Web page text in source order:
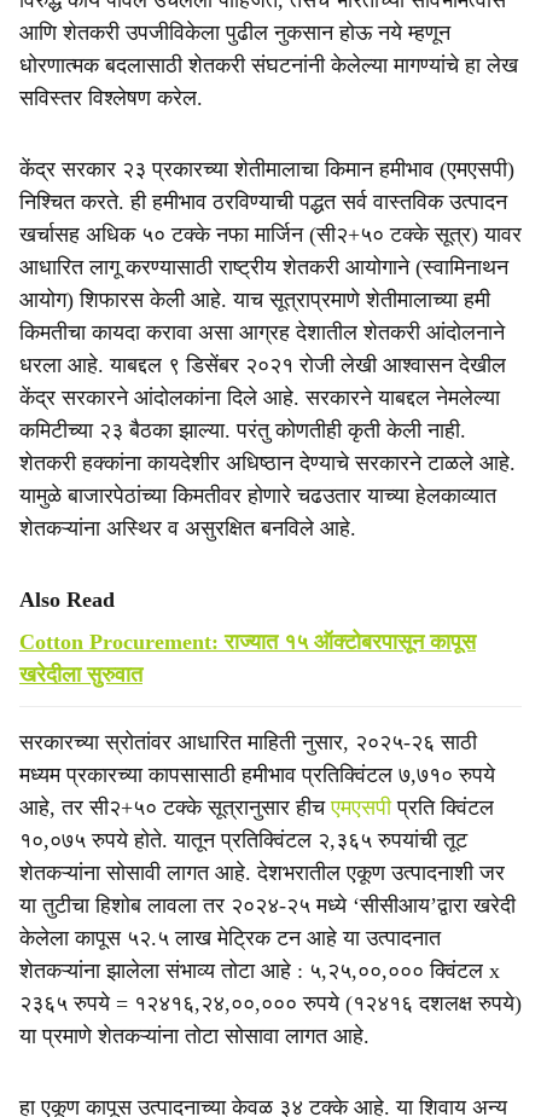
आणि शेतकरी उपजीविकेला पुढील नुकसान होऊ नये म्हणून
धोरणात्मक बदलासाठी शेतकरी संघटनांनी केलेल्या मागण्यांचे हा लेख
सविस्तर विश्लेषण करेल.
केंद्र सरकार २३ प्रकारच्या शेतीमालाचा किमान हमीभाव (एमएसपी)
निश्चित करते. ही हमीभाव ठरविण्याची पद्धत सर्व वास्तविक उत्पादन
खर्चासह अधिक ५० टक्के नफा मार्जिन (सी२+५० टक्के सूत्र) यावर
आधारित लागू करण्यासाठी राष्ट्रीय शेतकरी आयोगाने (स्वामिनाथन
आयोग) शिफारस केली आहे. याच सूत्राप्रमाणे शेतीमालाच्या हमी
किमतीचा कायदा करावा असा आग्रह देशातील शेतकरी आंदोलनाने
धरला आहे. याबद्दल ९ डिसेंबर २०२१ रोजी लेखी आश्वासन देखील
केंद्र सरकारने आंदोलकांना दिले आहे. सरकारने याबद्दल नेमलेल्या
कमिटीच्या २३ बैठका झाल्या. परंतु कोणतीही कृती केली नाही.
शेतकरी हक्कांना कायदेशीर अधिष्ठान देण्याचे सरकारने टाळले आहे.
यामुळे बाजारपेठांच्या किमतीवर होणारे चढउतार याच्या हेलकाव्यात
शेतकऱ्यांना अस्थिर व असुरक्षित बनविले आहे.
Also Read
Cotton Procurement: राज्यात १५ ऑक्‍टोबरपासून कापूस
खरेदीला सुरुवात
सरकारच्या स्रोतांवर आधारित माहिती नुसार, २०२५-२६ साठी
मध्यम प्रकारच्या कापसासाठी हमीभाव प्रतिक्विंटल ७,७१० रुपये
आहे, तर सी२+५० टक्के सूत्रानुसार हीचएमएसपीप्रति क्विंटल
१०,०७५ रुपये होते. यातून प्रतिक्विंटल २,३६५ रुपयांची तूट
शेतकऱ्यांना सोसावी लागत आहे. देशभरातील एकूण उत्पादनाशी जर
या तुटीचा हिशोब लावला तर २०२४-२५ मध्ये ‘सीसीआय’द्वारा खरेदी
केलेला कापूस ५२.५ लाख मेट्रिक टन आहे या उत्पादनात
शेतकऱ्यांना झालेला संभाव्य तोटा आहे : ५,२५,००,००० क्विंटल x
२३६५ रुपये = १२४१६,२४,००,००० रुपये (१२४१६ दशलक्ष रुपये)
या प्रमाणे शेतकऱ्यांना तोटा सोसावा लागत आहे.
हा एकूण कापूस उत्पादनाच्या केवळ ३४ टक्के आहे. या शिवाय अन्य